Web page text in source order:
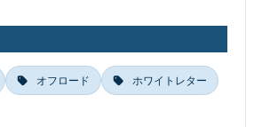
オフロード ホワイトレター